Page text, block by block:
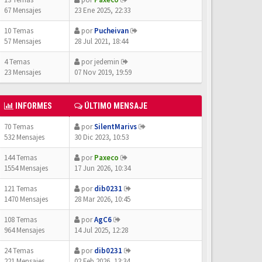
67 Mensajes
23 Ene 2025, 22:33
10 Temas
57 Mensajes
porPucheivan
28 Jul 2021, 18:44
4 Temas
23 Mensajes
porjedemin
07 Nov 2019, 19:59
INFORMES ÚLTIMO MENSAJE
70 Temas
532 Mensajes
porSilentMarivs
30 Dic 2023, 10:53
144 Temas
1554 Mensajes
porPaxeco
17 Jun 2026, 10:34
121 Temas
1470 Mensajes
pordib0231
28 Mar 2026, 10:45
108 Temas
964 Mensajes
porAgC6
14 Jul 2025, 12:28
24 Temas
pordib0231